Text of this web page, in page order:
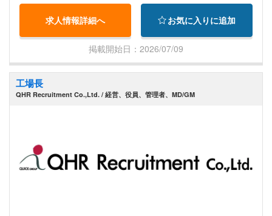
社外関係者との折衝・対応 内部統制（J-SOX等）
の整備・運用・評価 リスクマネジメント体制の構
築・維持（法的リスク・為替リスク等を含む） タ
イおよびインドの現地法令・規制への対応（会社
法・税法・労働法等） グループコンプライアンス
おける業務効率化・デジタル化の企画・推進 ER
言っていただきます。
求人情報詳細へ お気に入りに追加
掲載開始日：2026/07/09
工場長
QHR Recruitment Co.,Ltd. / 経営、役員、管理者、MD/GM